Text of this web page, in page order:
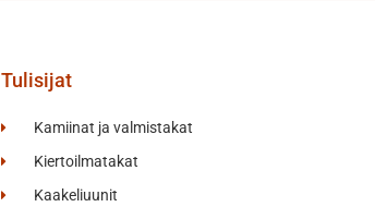
Tulisijat
Kamiinat ja valmistakat
Kiertoilmatakat
Kaakeliuunit